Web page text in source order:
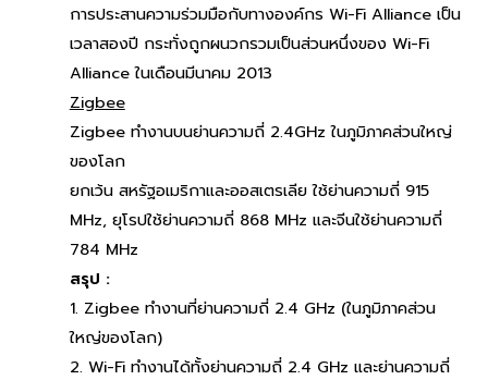
การประสานความร่วมมือกับทางองค์กร Wi-Fi Alliance เป็น
เวลาสองปี กระทั่งถูกผนวกรวมเป็นส่วนหนึ่งของ Wi-Fi
Alliance ในเดือนมีนาคม 2013
Zigbee
Zigbee ทำงานบนย่านความถี่ 2.4GHz ในภูมิภาคส่วนใหญ่
ของโลก
ยกเว้น สหรัฐอเมริกาและออสเตรเลีย ใช้ย่านความถี่ 915
MHz, ยุโรปใช้ย่านความถี่ 868 MHz และจีนใช้ย่านความถี่
784 MHz
สรุป :
1. Zigbee ทำงานที่ย่านความถี่ 2.4 GHz (ในภูมิภาคส่วน
ใหญ่ของโลก)
2. Wi-Fi ทำงานได้ทั้งย่านความถี่ 2.4 GHz และย่านความถี่